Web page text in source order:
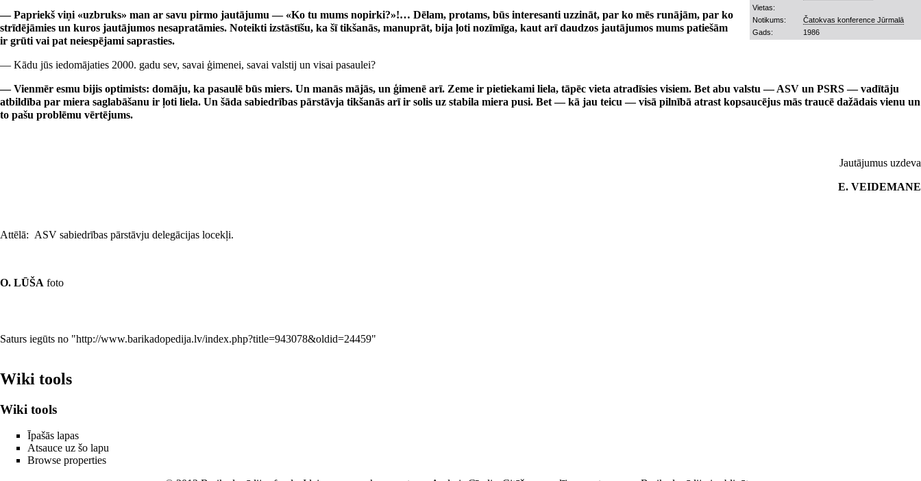
Vietas:
Notikums:
Čatokvas konference Jūrmalā
Gads:
1986
— Papriekš viņi «uzbruks» man ar savu pirmo jautājumu — «Ko tu mums nopirki?»!… Dēlam, protams, būs interesanti uzzināt, par ko mēs runājām, par ko
strīdējāmies un kuros jautājumos nesapratāmies. Noteikti izstāstīšu, ka šī tikšanās, manuprāt, bija ļoti nozīmīga, kaut arī daudzos jautājumos mums patiešām
ir grūti vai pat neiespējami saprasties.
— Kādu jūs iedomājaties 2000. gadu sev, savai ģimenei, savai valstij un visai pasaulei?
— Vienmēr esmu bijis optimists: domāju, ka pasaulē būs miers. Un manās mājās, un ģimenē arī. Zeme ir pietiekami liela, tāpēc vieta atradīsies visiem. Bet abu valstu — ASV un PSRS — vadītāju
atbildība par miera saglabāšanu ir ļoti liela. Un šāda sabiedrības pārstāvja tikšanās arī ir solis uz stabila miera pusi. Bet — kā jau teicu — visā pilnībā atrast kopsaucējus mās traucē dažādais vienu un
to pašu problēmu vērtējums.
Jautājumus uzdeva
E. VEIDEMANE
Attēlā: ASV sabiedrības pārstāvju delegācijas locekļi.
O. LŪŠA foto
Saturs iegūts no "http://www.barikadopedija.lv/index.php?title=943078&oldid=24459"
Wiki tools
Wiki tools
Īpašās lapas
Atsauce uz šo lapu
Browse properties